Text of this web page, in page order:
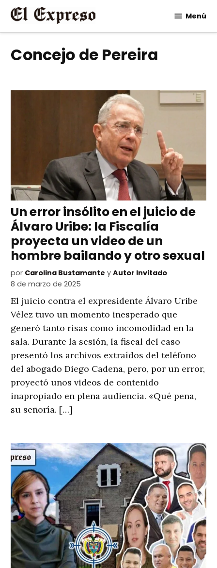
Saltar
contenido
Menú
Concejo de Pereira
Un error insólito en el juicio de
Álvaro Uribe: la Fiscalía
proyecta un video de un
hombre bailando y otro sexual
por Carolina Bustamante yAutor Invitado
8 de marzo de 2025
El juicio contra el expresidente Álvaro Uribe
Vélez tuvo un momento inesperado que
generó tanto risas como incomodidad en la
sala. Durante la sesión, la fiscal del caso
presentó los archivos extraídos del teléfono
del abogado Diego Cadena, pero, por un error,
proyectó unos videos de contenido
inapropiado en plena audiencia. «Qué pena,
su señoría. […]